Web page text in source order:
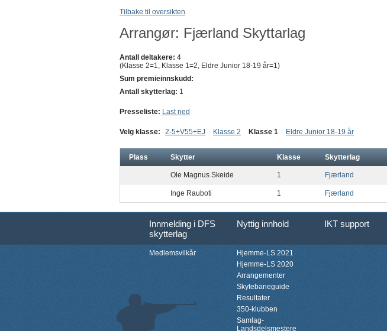
Tilbake til oversikten
Arrangør: Fjærland Skyttarlag
Antall deltakere: 4
(Klasse 2=1, Klasse 1=2, Eldre Junior 18-19 år=1)
Sum premieinnskudd:
Antall skytterlag: 1
Presseliste: Last ned
Velg klasse: 2-5+V55+EJ Klasse 2 Klasse 1 Eldre Junior 18-19 år
Plass Skytter Klasse Skytterlag
Ole Magnus Skeide 1 Fjærland
Inge Rauboti 1 Fjærland
Innmelding i DFS
skytterlag
Nyttig innhold IKT support
Medlemsvilkår
Hjemme-LS 2021
Hjemme-LS 2020
Arrangementer
Skytebaneguide
Resultater
350-klubben
Samlag-
Landsdelsmestere